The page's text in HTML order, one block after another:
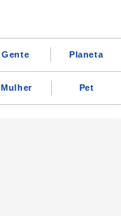
Gente Planeta
Mulher Pet